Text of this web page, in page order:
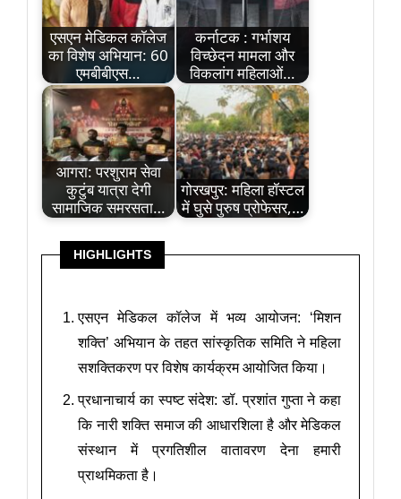
एसएन मेडिकल कॉलेज
का विशेष अभियान: 60
एमबीबीएस…
कर्नाटक : गर्भाशय
विच्छेदन मामला और
विकलांग महिलाओं…
आगरा: परशुराम सेवा
कुटुंब यात्रा देगी
सामाजिक समरसता…
गोरखपुर: महिला हॉस्टल
में घुसे पुरुष प्रोफेसर,…
HIGHLIGHTS
एसएन मेडिकल कॉलेज में भव्य आयोजन: ‘मिशन
शक्ति’ अभियान के तहत सांस्कृतिक समिति ने महिला
सशक्तिकरण पर विशेष कार्यक्रम आयोजित किया।
प्रधानाचार्य का स्पष्ट संदेश: डॉ. प्रशांत गुप्ता ने कहा
कि नारी शक्ति समाज की आधारशिला है और मेडिकल
संस्थान में प्रगतिशील वातावरण देना हमारी
प्राथमिकता है।